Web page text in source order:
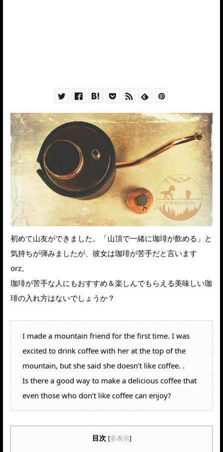
初めて山友ができました。「山頂で一緒に珈琲が飲める」と
気持ちが弾みましたが、彼女は珈琲が苦手だと言います
orz。
珈琲が苦手な人にもおすすめ＆楽しんでもらえる美味しい珈
琲の入れ方はないでしょうか？
I made a mountain friend for the first time. I was
excited to drink coffee with her at the top of the
mountain, but she said she doesn’t like coffee. .
Is there a good way to make a delicious coffee that
even those who don’t like coffee can enjoy?
目次 [非表示]